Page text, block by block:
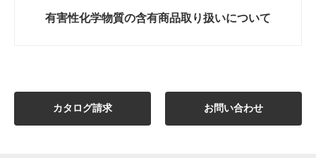
有害性化学物質の含有商品取り扱いについて
カタログ請求 お問い合わせ